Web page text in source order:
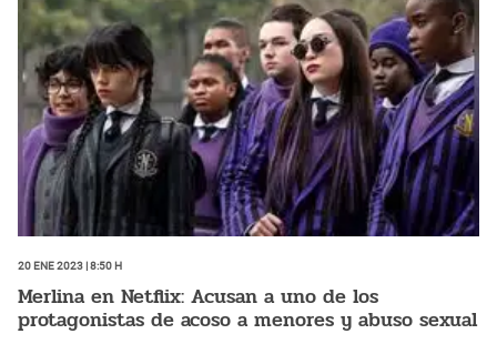
20 Ene 2023 | 8:50 h
Merlina en Netflix: Acusan a uno de los
protagonistas de acoso a menores y abuso sexual